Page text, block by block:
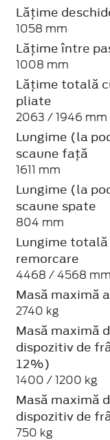
Lățime
1058 mm
Lățime între
1008 mm
Lățime totală
pliate
2063 / 1946 mm
Lungime (la
scaune față
1611 mm
Lungime (la
scaune spate
804 mm
Lungime
remorcare
4468 / 4568 mm
Masă maximă
2740 kg
Masă maximă
dispozitiv de
12%)
1400 / 1200 kg
Masă maximă
dispozitiv de
750 kg